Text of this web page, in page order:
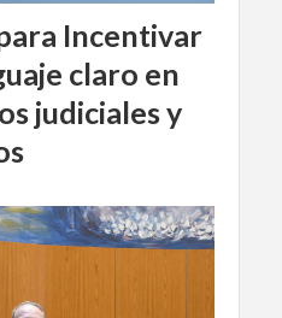
Incentivar
claro en
judiciales y